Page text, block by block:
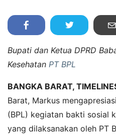
Bupati dan Ketua DPRD
Kesehatan PT BPL
BANGKA BARAT,
Barat, Markus
(BPL) kegiatan bakti sosial
yang dilaksanakan oleh PT